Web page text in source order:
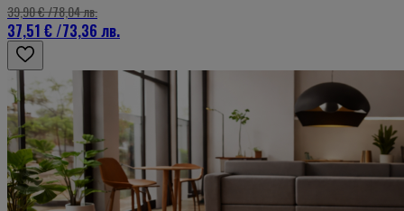
37,51 € /73,36 лв.
39,90 €/78,04 лв.